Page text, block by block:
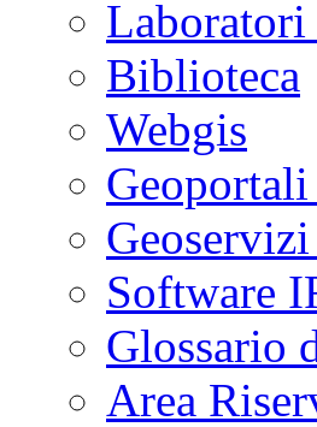
Laboratori
Biblioteca
Webgis
Software
Glossario
Area